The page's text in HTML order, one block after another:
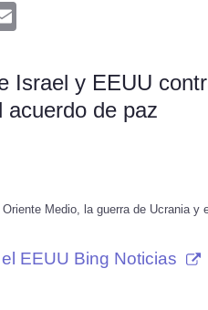
Israel y EEUU
acuerdo de paz
Medio, la guerra de Ucrania
EEUU Bing Noticias